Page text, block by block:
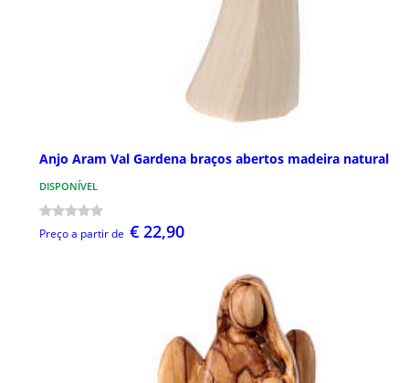
Anjo Aram Val Gardena braços abertos madeira natural
DISPONÍVEL
Preço a partir de € 22,90